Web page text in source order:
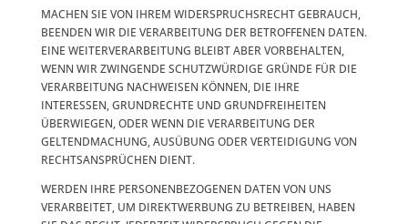
MACHEN SIE VON IHREM WIDERSPRUCHSRECHT GEBRAUCH,
BEENDEN WIR DIE VERARBEITUNG DER BETROFFENEN DATEN.
EINE WEITERVERARBEITUNG BLEIBT ABER VORBEHALTEN,
WENN WIR ZWINGENDE SCHUTZWÜRDIGE GRÜNDE FÜR DIE
VERARBEITUNG NACHWEISEN KÖNNEN, DIE IHRE
INTERESSEN, GRUNDRECHTE UND GRUNDFREIHEITEN
ÜBERWIEGEN, ODER WENN DIE VERARBEITUNG DER
GELTENDMACHUNG, AUSÜBUNG ODER VERTEIDIGUNG VON
RECHTSANSPRÜCHEN DIENT.
WERDEN IHRE PERSONENBEZOGENEN DATEN VON UNS
VERARBEITET, UM DIREKTWERBUNG ZU BETREIBEN, HABEN